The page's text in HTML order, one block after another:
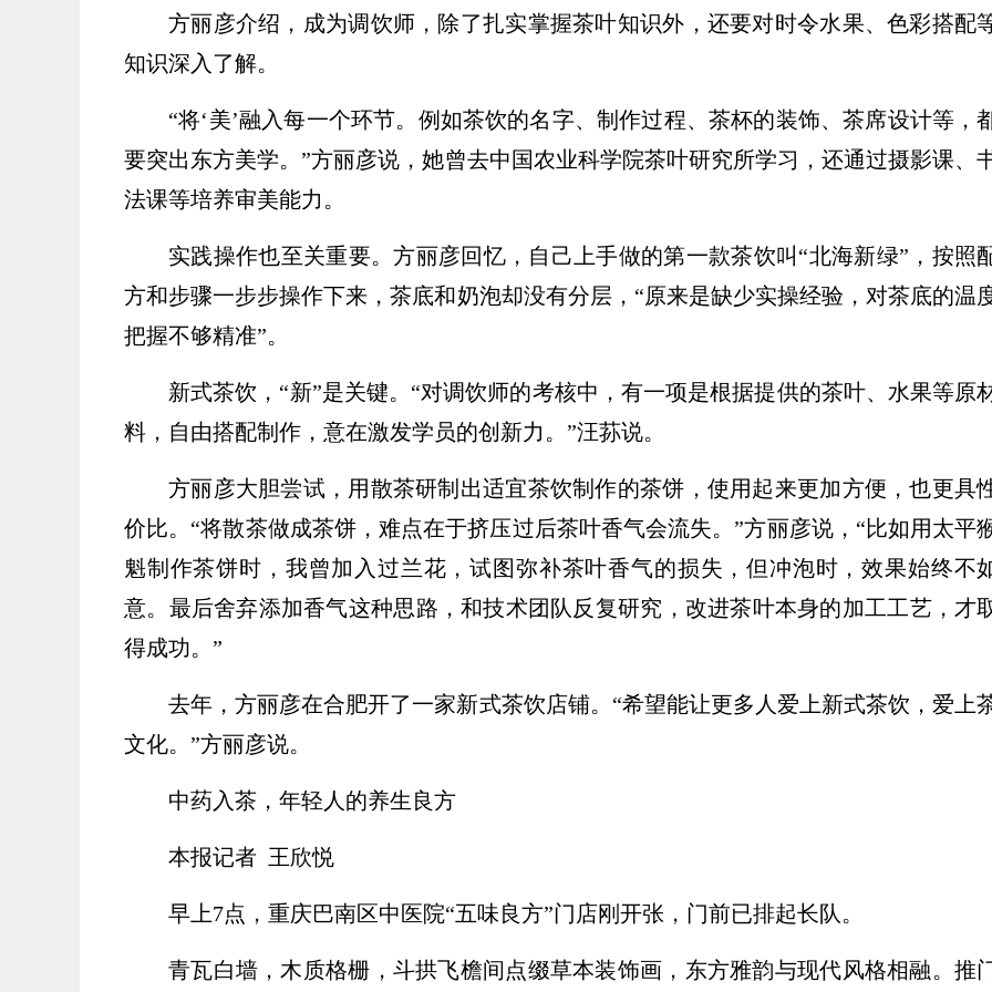
方丽彦介绍，成为调饮师，除了扎实掌握茶叶知识外，还要对时令水果、色彩搭配
知识深入了解。
“将‘美’融入每一个环节。例如茶饮的名字、制作过程、茶杯的装饰、茶席设计等，
要突出东方美学。”方丽彦说，她曾去中国农业科学院茶叶研究所学习，还通过摄影课、
法课等培养审美能力。
实践操作也至关重要。方丽彦回忆，自己上手做的第一款茶饮叫“北海新绿”，按照
方和步骤一步步操作下来，茶底和奶泡却没有分层，“原来是缺少实操经验，对茶底的温
把握不够精准”。
新式茶饮，“新”是关键。“对调饮师的考核中，有一项是根据提供的茶叶、水果等原
料，自由搭配制作，意在激发学员的创新力。”汪荪说。
方丽彦大胆尝试，用散茶研制出适宜茶饮制作的茶饼，使用起来更加方便，也更具
价比。“将散茶做成茶饼，难点在于挤压过后茶叶香气会流失。”方丽彦说，“比如用太平
魁制作茶饼时，我曾加入过兰花，试图弥补茶叶香气的损失，但冲泡时，效果始终不
意。最后舍弃添加香气这种思路，和技术团队反复研究，改进茶叶本身的加工工艺，才
得成功。”
去年，方丽彦在合肥开了一家新式茶饮店铺。“希望能让更多人爱上新式茶饮，爱上
文化。”方丽彦说。
中药入茶，年轻人的养生良方
本报记者 王欣悦
早上7点，重庆巴南区中医院“五味良方”门店刚开张，门前已排起长队。
青瓦白墙，木质格栅，斗拱飞檐间点缀草本装饰画，东方雅韵与现代风格相融。推